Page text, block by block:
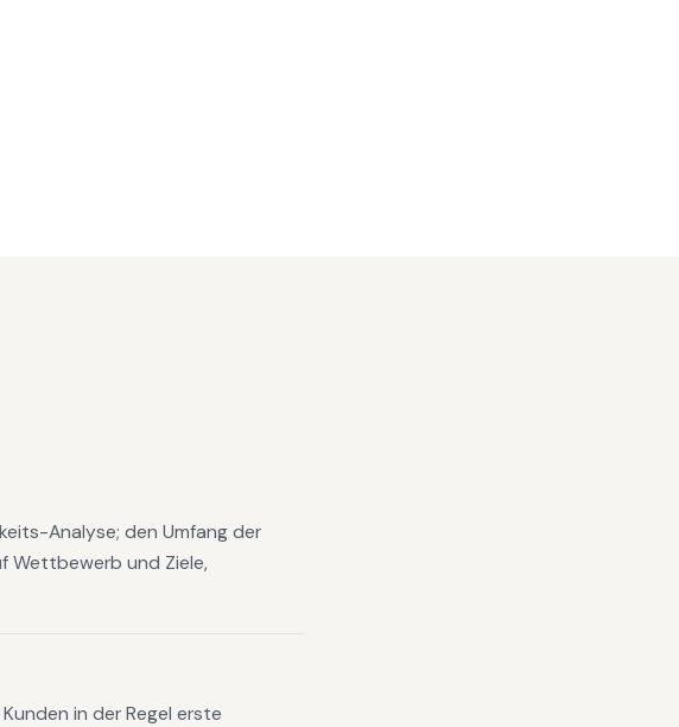
Analyse; den Umfang der
Wettbewerb und Ziele,
in der Regel erste